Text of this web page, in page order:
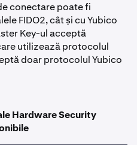
conectare poate fi
FIDO2, cât și cu Yubico
Key-ul acceptă
utilizează protocolul
doar protocolul Yubico
Hardware Security